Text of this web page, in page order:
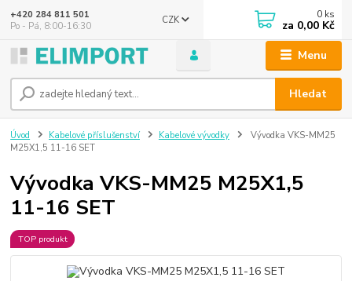
Menu
CZK
Hledat
+420 284 811 501
Po - Pá, 8:00-16:30
0 ks
za 0,00 Kč
Úvod Kabelové příslušenství Kabelové vývodky
Vývodka VKS-MM25
M25X1,5 11-16 SET
Vývodka VKS-MM25 M25X1,5
11-16 SET
TOP produkt